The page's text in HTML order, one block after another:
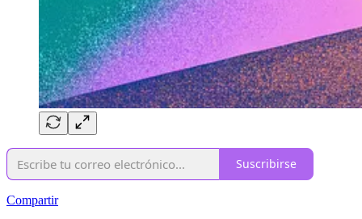
Suscribirse
Compartir